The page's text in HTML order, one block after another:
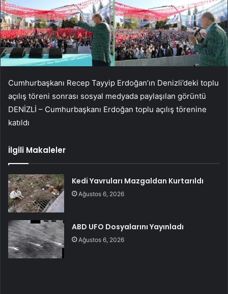
Cumhurbaşkanı Recep Tayyip Erdoğan’ın Denizli’deki toplu
açılış töreni sonrası sosyal medyada paylaşılan görüntü
DENİZLİ – Cumhurbaşkanı Erdoğan toplu açılış törenine
katıldı
İlgili Makaleler
Kedi Yavruları Mazgaldan Kurtarıldı
Ağustos 6, 2026
ABD UFO Dosyalarını Yayınladı
Ağustos 6, 2026